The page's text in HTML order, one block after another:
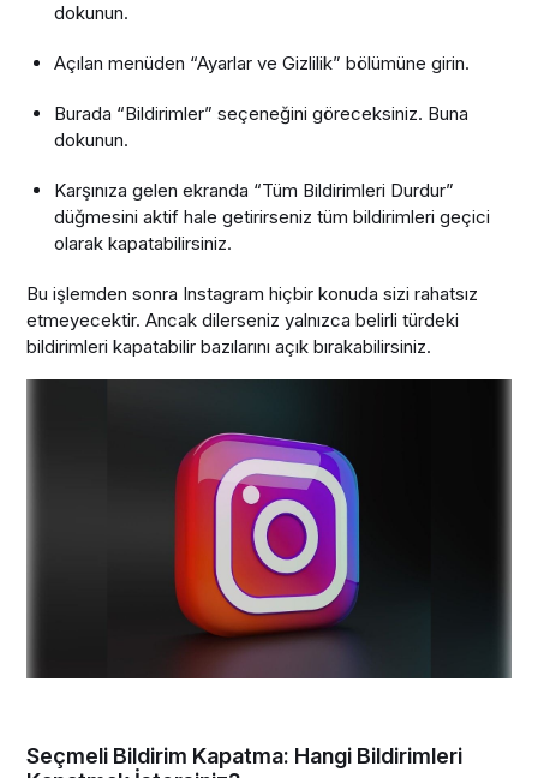
dokunun.
Açılan menüden “Ayarlar ve Gizlilik” bölümüne girin.
Burada “Bildirimler” seçeneğini göreceksiniz. Buna
dokunun.
Karşınıza gelen ekranda “Tüm Bildirimleri Durdur”
düğmesini aktif hale getirirseniz tüm bildirimleri geçici
olarak kapatabilirsiniz.
Bu işlemden sonra Instagram hiçbir konuda sizi rahatsız
etmeyecektir. Ancak dilerseniz yalnızca belirli türdeki
bildirimleri kapatabilir bazılarını açık bırakabilirsiniz.
Seçmeli Bildirim Kapatma: Hangi Bildirimleri